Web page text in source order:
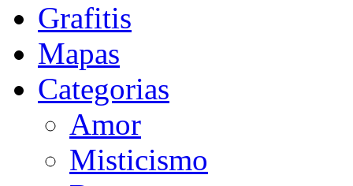
Grafitis
Mapas
Categorias
Amor
Misticismo